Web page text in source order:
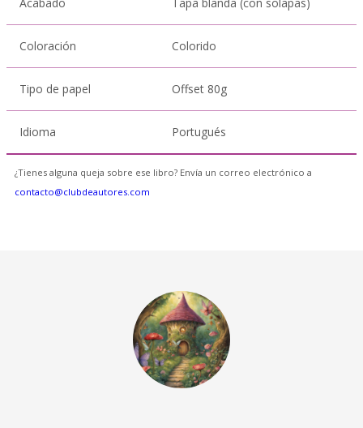
Coloración Colorido
Tipo de papel Offset 80g
Idioma Portugués
¿Tienes alguna queja sobre ese libro? Envía un correo electrónico a
contacto@clubdeautores.com